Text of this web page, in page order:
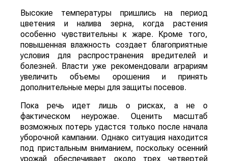
Высокие температуры пришлись на период
цветения и налива зерна, когда растения
особенно чувствительны к жаре. Кроме того,
повышенная влажность создает благоприятные
условия для распространения вредителей и
болезней. Власти уже рекомендовали аграриям
увеличить объемы орошения и принять
дополнительные меры для защиты посевов.
Пока речь идет лишь о рисках, а не о
фактическом неурожае. Оценить масштаб
возможных потерь удастся только после начала
уборочной кампании. Однако ситуация находится
под пристальным вниманием, поскольку осенний
урожай обеспечивает около трех четвертей